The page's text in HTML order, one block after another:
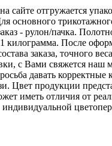
сайте отгружается
основного
- рулон/пачка.
килограмма. После
заказа, точного
с Вами свяжется наш
давать корректные
Цвет продукции
иметь отличия от